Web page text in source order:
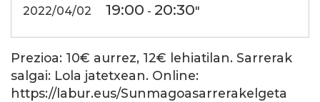
2022/04/02
19:00 - 20:30"
Prezioa: 10€ aurrez, 12€ lehiatilan. Sarrerak
salgai: Lola jatetxean. Online:
https://labur.eus/Sunmagoasarrerakelgeta